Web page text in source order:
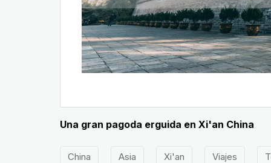
Una gran pagoda erguida en Xi'an China
China Asia Xi'an Viajes